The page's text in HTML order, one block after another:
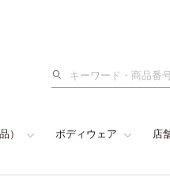
検
） ボディウェア 店